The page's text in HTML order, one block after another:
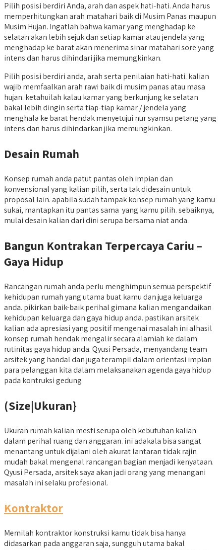
Pilih posisi berdiri Anda, arah dan aspek hati-hati. Anda harus
memperhitungkan arah matahari baik di Musim Panas maupun
Musim Hujan. Ingatlah bahwa kamar yang menghadap ke
selatan akan lebih sejuk dan setiap kamar atau jendela yang
menghadap ke barat akan menerima sinar matahari sore yang
intens dan harus dihindari jika memungkinkan.
Pilih posisi berdiri anda, arah serta penilaian hati-hati. kalian
wajib memfaalkan arah rawi baik di musim panas atau masa
hujan. ketahuilah kalau kamar yang berkunjung ke selatan
bakal lebih dingin serta tiap-tiap kamar / jendela yang
menghala ke barat hendak menyetujui nur syamsu petang yang
intens dan harus dihindarkan jika memungkinkan.
Desain Rumah
Konsep rumah anda patut pantas oleh impian dan
konvensional yang kalian pilih, serta tak didesain untuk
proposal lain. apabila sudah tampak konsep rumah yang kamu
sukai, mantapkan itu pantas sama yang kamu pilih. sebaiknya,
mulai desain kalian dari dini serupa bersama niat anda.
Bangun Kontrakan Terpercaya Cariu –
Gaya Hidup
Rancangan rumah anda perlu menghimpun semua perspektif
kehidupan rumah yang utama buat kamu dan juga keluarga
anda. pikirkan baik-baik perihal gimana kalian mengandaikan
kehidupan keluarga dan gaya hidup anda. pastikan arsitek
kalian ada apresiasi yang positif mengenai masalah ini alhasil
konsep rumah hendak mengalir secara alamiah ke dalam
rutinitas gaya hidup anda. Qyusi Persada, menyandang team
arsitek yang handal dan juga terampil dalam orientasi impian
para pelanggan kita dalam melaksanakan agenda gaya hidup
pada kontruksi gedung
(Size|Ukuran}
Ukuran rumah kalian mesti serupa oleh kebutuhan kalian
dalam perihal ruang dan anggaran. ini adakala bisa sangat
menantang untuk dijalani oleh akurat lantaran tidak rajin
mudah bakal mengenal rancangan bagian menjadi kenyataan.
Qyusi Persada, arsitek saya akan jadi orang yang menangani
masalah ini selaku profesional.
Kontraktor
Memilah kontraktor konstruksi kamu tidak bisa hanya
didasarkan pada anggaran saja, sungguh utama bakal